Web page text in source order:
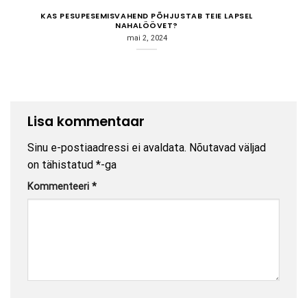
KAS PESUPESEMISVAHEND PÕHJUSTAB TEIE LAPSEL
NAHALÖÖVET?
mai 2, 2024
Lisa kommentaar
Sinu e-postiaadressi ei avaldata. Nõutavad väljad
on tähistatud *-ga
Kommenteeri *